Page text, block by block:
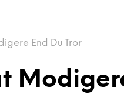
End Du Tror